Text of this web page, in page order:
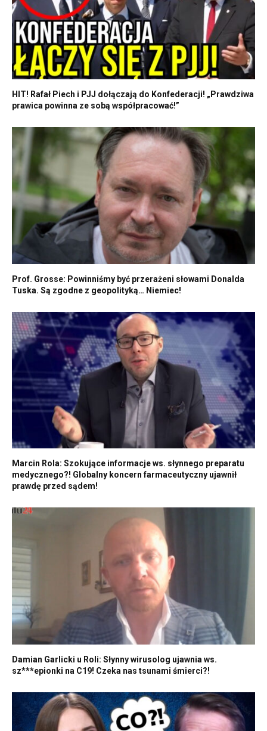
HIT! Rafał Piech i PJJ dołączają do Konfederacji! „Prawdziwa
prawica powinna ze sobą współpracować!”
Prof. Grosse: Powinniśmy być przerażeni słowami Donalda
Tuska. Są zgodne z geopolityką… Niemiec!
Marcin Rola: Szokujące informacje ws. słynnego preparatu
medycznego?! Globalny koncern farmaceutyczny ujawnił
prawdę przed sądem!
Damian Garlicki u Roli: Słynny wirusolog ujawnia ws.
sz***epionki na C19! Czeka nas tsunami śmierci?!